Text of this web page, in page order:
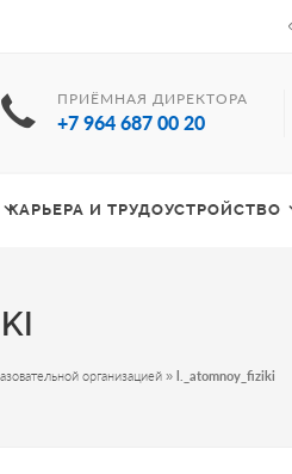
ПРИЁМНАЯ ДИРЕКТОРА
+7 964 687 00 20
КАРЬЕРА И ТРУДОУСТРОЙСТВО
организацией » l._atomnoy_fiziki